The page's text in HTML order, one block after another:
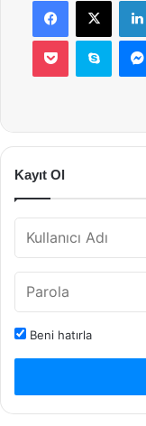
Pocket Skype
Kayıt Ol
Beni hatırla